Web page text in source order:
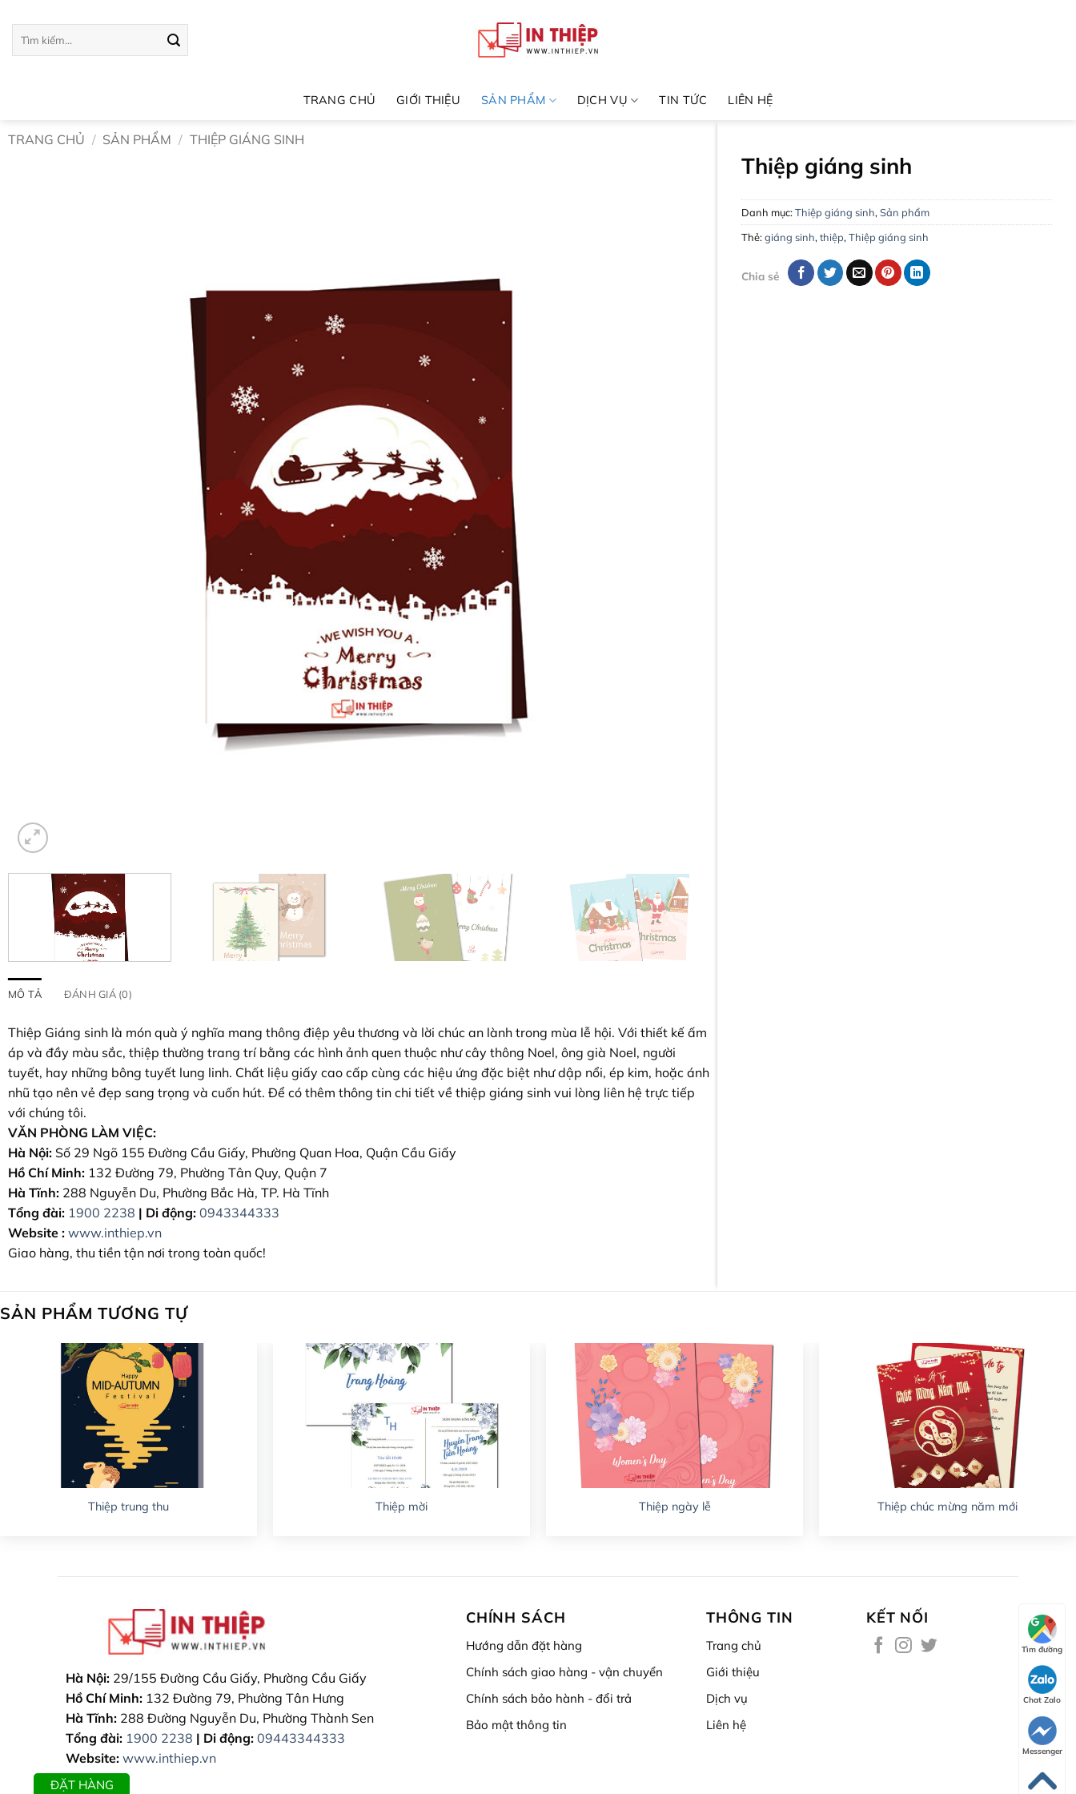
qua
kiếm:
TRANG CHỦ GIỚI THIỆU SẢN PHẨM DỊCH VỤ TIN TỨC LIÊN HỆ
TRANG CHỦ / SẢN PHẨM / THIỆP GIÁNG SINH
MÔ TẢ ĐÁNH GIÁ (0)
Thiệp Giáng sinh là món quà ý nghĩa mang thông điệp yêu thương và lời chúc an lành trong mùa lễ hội. Với thiết kế ấm
áp và đầy màu sắc, thiệp thường trang trí bằng các hình ảnh quen thuộc như cây thông Noel, ông già Noel, người
tuyết, hay những bông tuyết lung linh. Chất liệu giấy cao cấp cùng các hiệu ứng đặc biệt như dập nổi, ép kim, hoặc ánh
nhũ tạo nên vẻ đẹp sang trọng và cuốn hút. Để có thêm thông tin chi tiết về thiệp giáng sinh vui lòng liên hệ trực tiếp
với chúng tôi.
VĂN PHÒNG LÀM VIỆC:
Hà Nội: Số 29 Ngõ 155 Đường Cầu Giấy, Phường Quan Hoa, Quận Cầu Giấy
Hồ Chí Minh:132 Đường 79, Phường Tân Quy, Quận 7
Hà Tĩnh:288 Nguyễn Du, Phường Bắc Hà, TP. Hà Tĩnh
Tổng đài: 1900 2238 | Di động: 0943344333
Website : www.inthiep.vn
Giao hàng, thu tiền tận nơi trong toàn quốc!
Thiệp giáng sinh
Danh mục:Thiệp giáng sinh, Sản phẩm
Thẻ:giáng sinh, thiệp, Thiệp giáng sinh
Chia sẻ
SẢN PHẨM TƯƠNG TỰ
Thiệp trung thu Thiệp mời Thiệp ngày lễ Thiệp chúc mừng năm mới
Hà Nội: 29/155 Đường Cầu Giấy, Phường Cầu Giấy
Hồ Chí Minh:132 Đường 79, Phường Tân Hưng
Hà Tĩnh:288 Đường Nguyễn Du, Phường Thành Sen
Tổng đài: 1900 2238 | Di động: 09443344333
Website: www.inthiep.vn
CHÍNH SÁCH
Hướng dẫn đặt hàng
Chính sách giao hàng - vận chuyển
Chính sách bảo hành - đổi trả
Bảo mật thông tin
THÔNG TIN
Trang chủ
Giới thiệu
Dịch vụ
Liên hệ
KẾT NỐI
Tìm đường
Chat Zalo
Messenger
ĐẶT HÀNG